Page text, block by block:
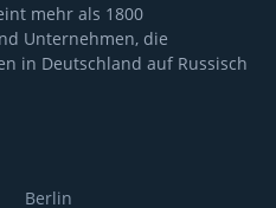
mehr als 1800
Unternehmen, die
in Deutschland auf Russisch
Berlin